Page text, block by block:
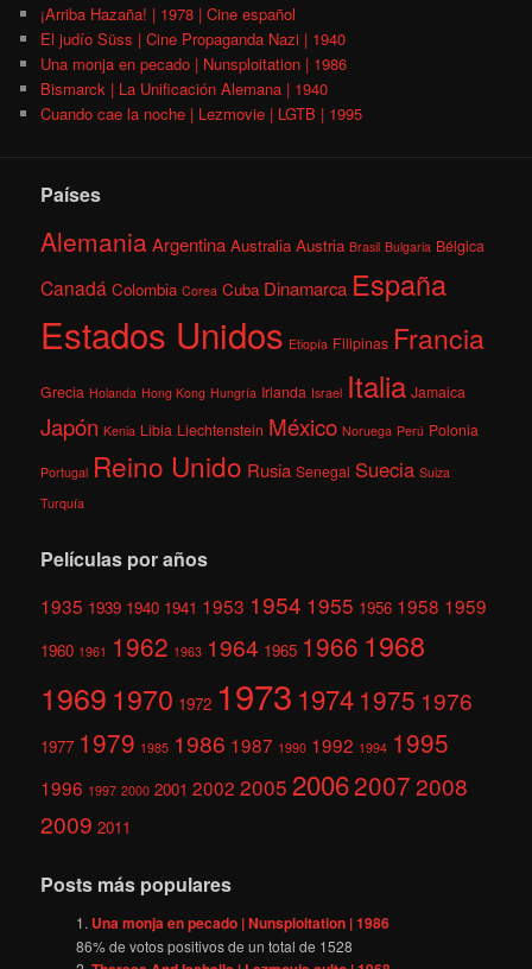
¡Arriba Hazaña! | 1978 | Cine español
El judío Süss | Cine Propaganda Nazi | 1940
Una monja en pecado | Nunsploitation | 1986
Bismarck | La Unificación Alemana | 1940
Cuando cae la noche | Lezmovie | LGTB | 1995
Países
AlemaniaArgentina Australia Austria Brasil Bulgaria Bélgica
Canadá Colombia Corea Cuba Dinamarca España
Estados Unidos Etiopía Filipinas Francia
Grecia Holanda Hong Kong Hungría Irlanda Israel Italia Jamaica
Japón Kenia Libia Liechtenstein México Noruega Perú Polonia
Portugal Reino Unido Rusia Senegal Suecia Suiza
Turquía
Películas por años
1935 1939 1940 1941 1953 1954 1955 1956 1958 1959
1960 1961 1962 1963 1964 1965 1966 1968
1969 1970 1972 1973 1974 1975 1976
1977 1979 1985 1986 1987 1990 1992 1994 1995
1996 1997 2000 2001 2002 2005 200620072008
2009 2011
Posts más populares
Una monja en pecado | Nunsploitation | 1986
86% de votos positivos de un total de 1528